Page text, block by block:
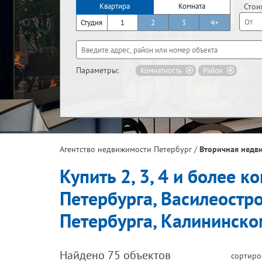
Квартира
Комната
Студия
1 2 3 4+
Параметры: Комнатность Район
Жилая площадь, м²
Этаж
Площадь кухни, м²
Агентство недвижимости Петербург /Вторичная
Купить 2, 3, 4 и более
Петербурга,
Петербурга,
Найдено 75 объектов